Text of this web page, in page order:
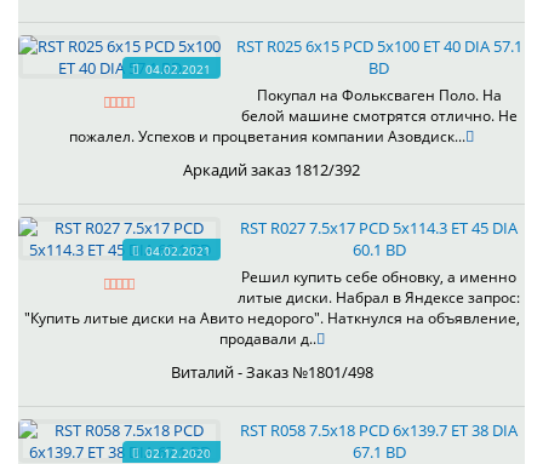
04.02.2021
RST R025 6x15 PCD 5x100 ET 40 DIA 57.1
BD
Покупал на Фольксваген Поло. На
белой машине смотрятся отлично. Не
пожалел. Успехов и процветания компании Азовдиск...
Аркадий заказ 1812/392
04.02.2021
RST R027 7.5x17 PCD 5x114.3 ET 45 DIA
60.1 BD
Решил купить себе обновку, а именно
литые диски. Набрал в Яндексе запрос:
"Купить литые диски на Авито недорого". Наткнулся на объявление,
продавали д..
Виталий - Заказ №1801/498
02.12.2020
RST R058 7.5x18 PCD 6x139.7 ET 38 DIA
67.1 BD